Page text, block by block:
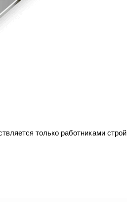
только работниками